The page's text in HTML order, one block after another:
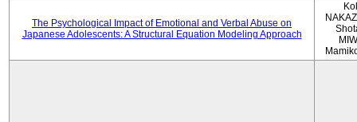
The Psychological Impact of Emotional and Verbal Abuse on
Japanese Adolescents: A Structural Equation Modeling Approach